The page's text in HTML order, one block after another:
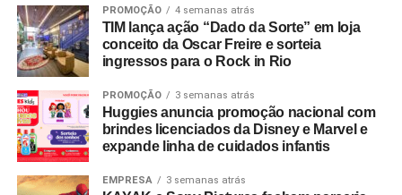
Next, complementa ressaltando que as ações respeitam a
identidade visual e o público de cada uma das bandeiras
no ponto de venda e nos meios digitais.
PROMOÇÃO 4 semanas atrás
TIM lança ação “Dado da Sorte” em loja
conceito da Oscar Freire e sorteia
ingressos para o Rock in Rio
PROMOÇÃO 3 semanas atrás
Huggies anuncia promoção nacional com
brindes licenciados da Disney e Marvel e
expande linha de cuidados infantis
EMPRESA 3 semanas atrás